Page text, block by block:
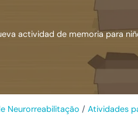
actividad de memoria para
Neurorreabilitação / Atividades